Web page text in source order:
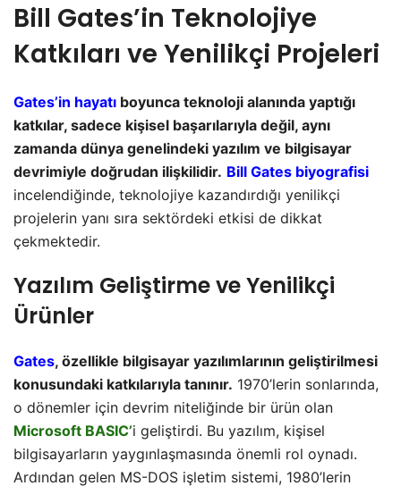
Bill Gates’in Teknolojiye
Katkıları ve Yenilikçi Projeleri
Gates’in hayatı boyunca teknoloji alanında yaptığı
katkılar, sadece kişisel başarılarıyla değil, aynı
zamanda dünya genelindeki yazılım ve bilgisayar
devrimiyle doğrudan ilişkilidir. Bill Gates biyografisi
incelendiğinde, teknolojiye kazandırdığı yenilikçi
projelerin yanı sıra sektördeki etkisi de dikkat
çekmektedir.
Yazılım Geliştirme ve Yenilikçi
Ürünler
Gates, özellikle bilgisayar yazılımlarının geliştirilmesi
konusundaki katkılarıyla tanınır. 1970’lerin sonlarında,
o dönemler için devrim niteliğinde bir ürün olan
Microsoft BASIC’i geliştirdi. Bu yazılım, kişisel
bilgisayarların yaygınlaşmasında önemli rol oynadı.
Ardından gelen MS-DOS işletim sistemi, 1980’lerin